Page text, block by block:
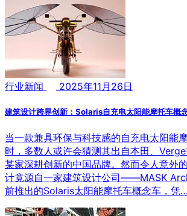
行业新闻 2025年11月26日
建筑设计跨界创新：Solaris自充电太阳能摩托车概
当一款兼具环保与科技感的自充电太阳能
时，多数人或许会猜测其出自本田、
某家深耕创新的中国品牌。然而令人意外
计竟源自一家建筑设计公司——MASK
前推出的Solaris太阳能摩托车概念车，凭…